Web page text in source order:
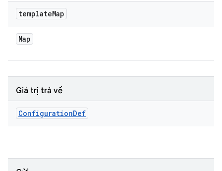
templateMap
Map
Giá trị trả về
ConfigurationDef